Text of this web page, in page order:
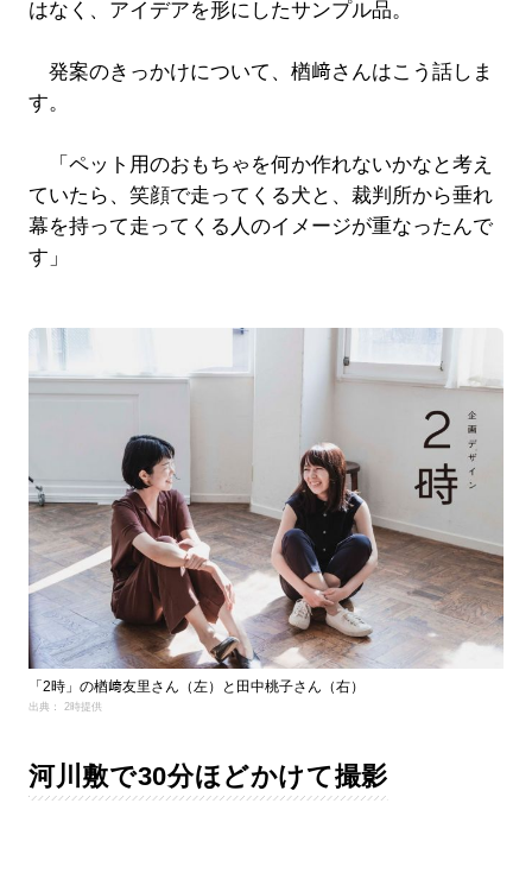
はなく、アイデアを形にしたサンプル品。
発案のきっかけについて、楢﨑さんはこう話しま
す。
「ペット用のおもちゃを何か作れないかなと考え
ていたら、笑顔で走ってくる犬と、裁判所から垂れ
幕を持って走ってくる人のイメージが重なったんで
す」
「2時」の楢﨑友里さん（左）と田中桃子さん（右）
出典： 2時提供
河川敷で30分ほどかけて撮影